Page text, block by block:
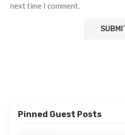
next time I comment.
Pinned Guest Posts